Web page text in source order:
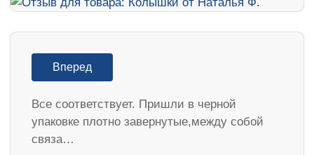
Вперед
Все соответствует. Пришли в черной
упаковке плотно завернутые,между собой
связа…